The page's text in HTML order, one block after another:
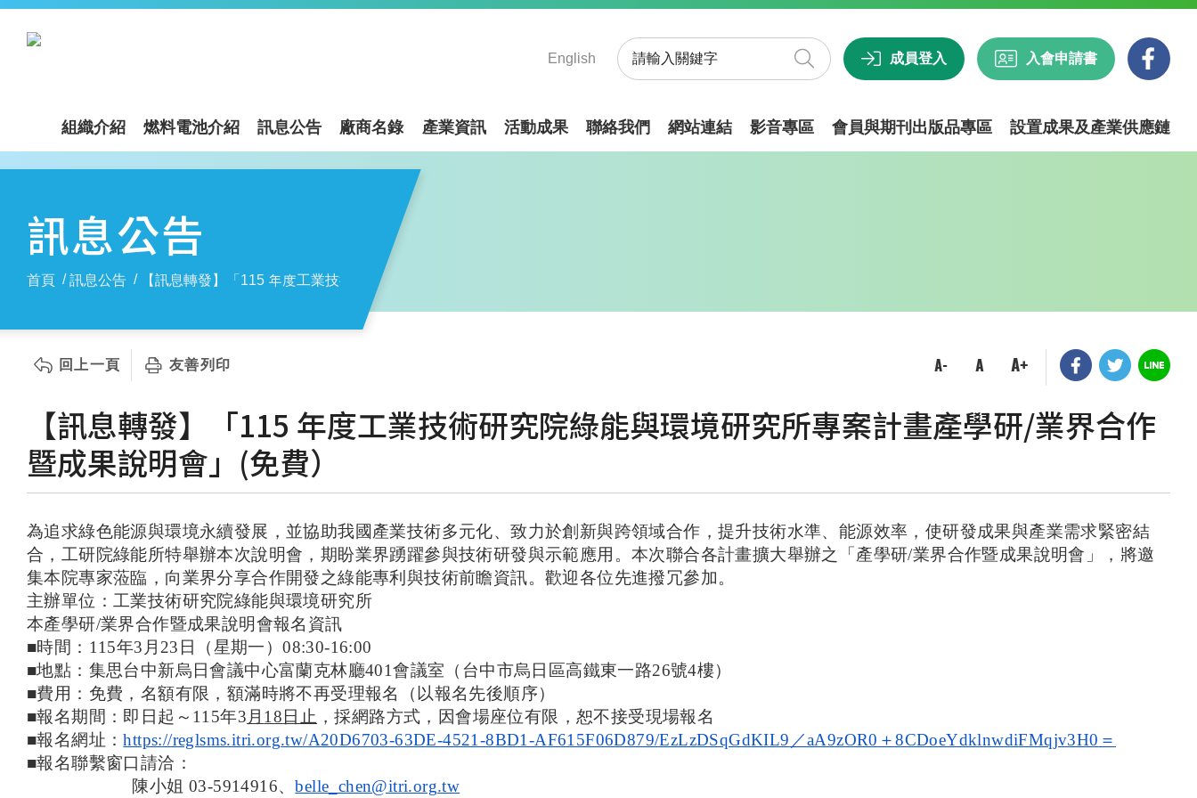
English 成員登入 入會申請書
組織介紹 燃料電池介紹 訊息公告 廠商名錄 產業資訊 活動成果 聯絡我們 網站連結 影音專區 會員與期刊出版品專區 設置成果及產業供應鏈
訊息公告
首頁 訊息公告 【訊息轉發】「115 年度工業技術研究院綠能與環境研究所專案計畫產學研/業界合作暨成果說明會」(免費）
回上一頁 友善列印
【訊息轉發】「115 年度工業技術研究院綠能與環境研究所專案計畫產學研/業界合作
暨成果說明會」(免費）
為追求綠色能源與環境永續發展，並協助我國產業技術多元化、致力於創新與跨領域合作，提升技術水準、能源效率，使研發成果與產業需求緊密結
合，工研院綠能所特舉辦本次說明會，期盼業界踴躍參與技術研發與示範應用。本次聯合各計畫擴大舉辦之「產學研/業界合作暨成果說明會」，將邀
集本院專家蒞臨，向業界分享合作開發之綠能專利與技術前瞻資訊。歡迎各位先進撥冗參加。
主辦單位：工業技術研究院綠能與環境研究所
本產學研/業界合作暨成果說明會報名資訊
■時間： 115年3 月 23 日（星期一）08:30-16:00
■地點：集思台中新烏日會議中心富蘭克林廳401會議室（台中市烏日區高鐵東一路26號4樓）
■費用：免費，名額有限，額滿時將不再受理報名（以報名先後順序）
■報名期間：即日起～ 115年3 月 18日止 ，採網路方式，因會場座位有限，恕不接受現場報名
■報名網址：https://reglsms.itri.org.tw/A20D6703-63DE-4521-8BD1-AF615F06D879/EzLzDSqGdKIL9 ／aA9zOR0 ＋8CDoeYdklnwdiFMqjv3H0 ＝
■報名聯繫窗口請洽：
陳小姐 03-5914916、belle_chen@itri.org.tw